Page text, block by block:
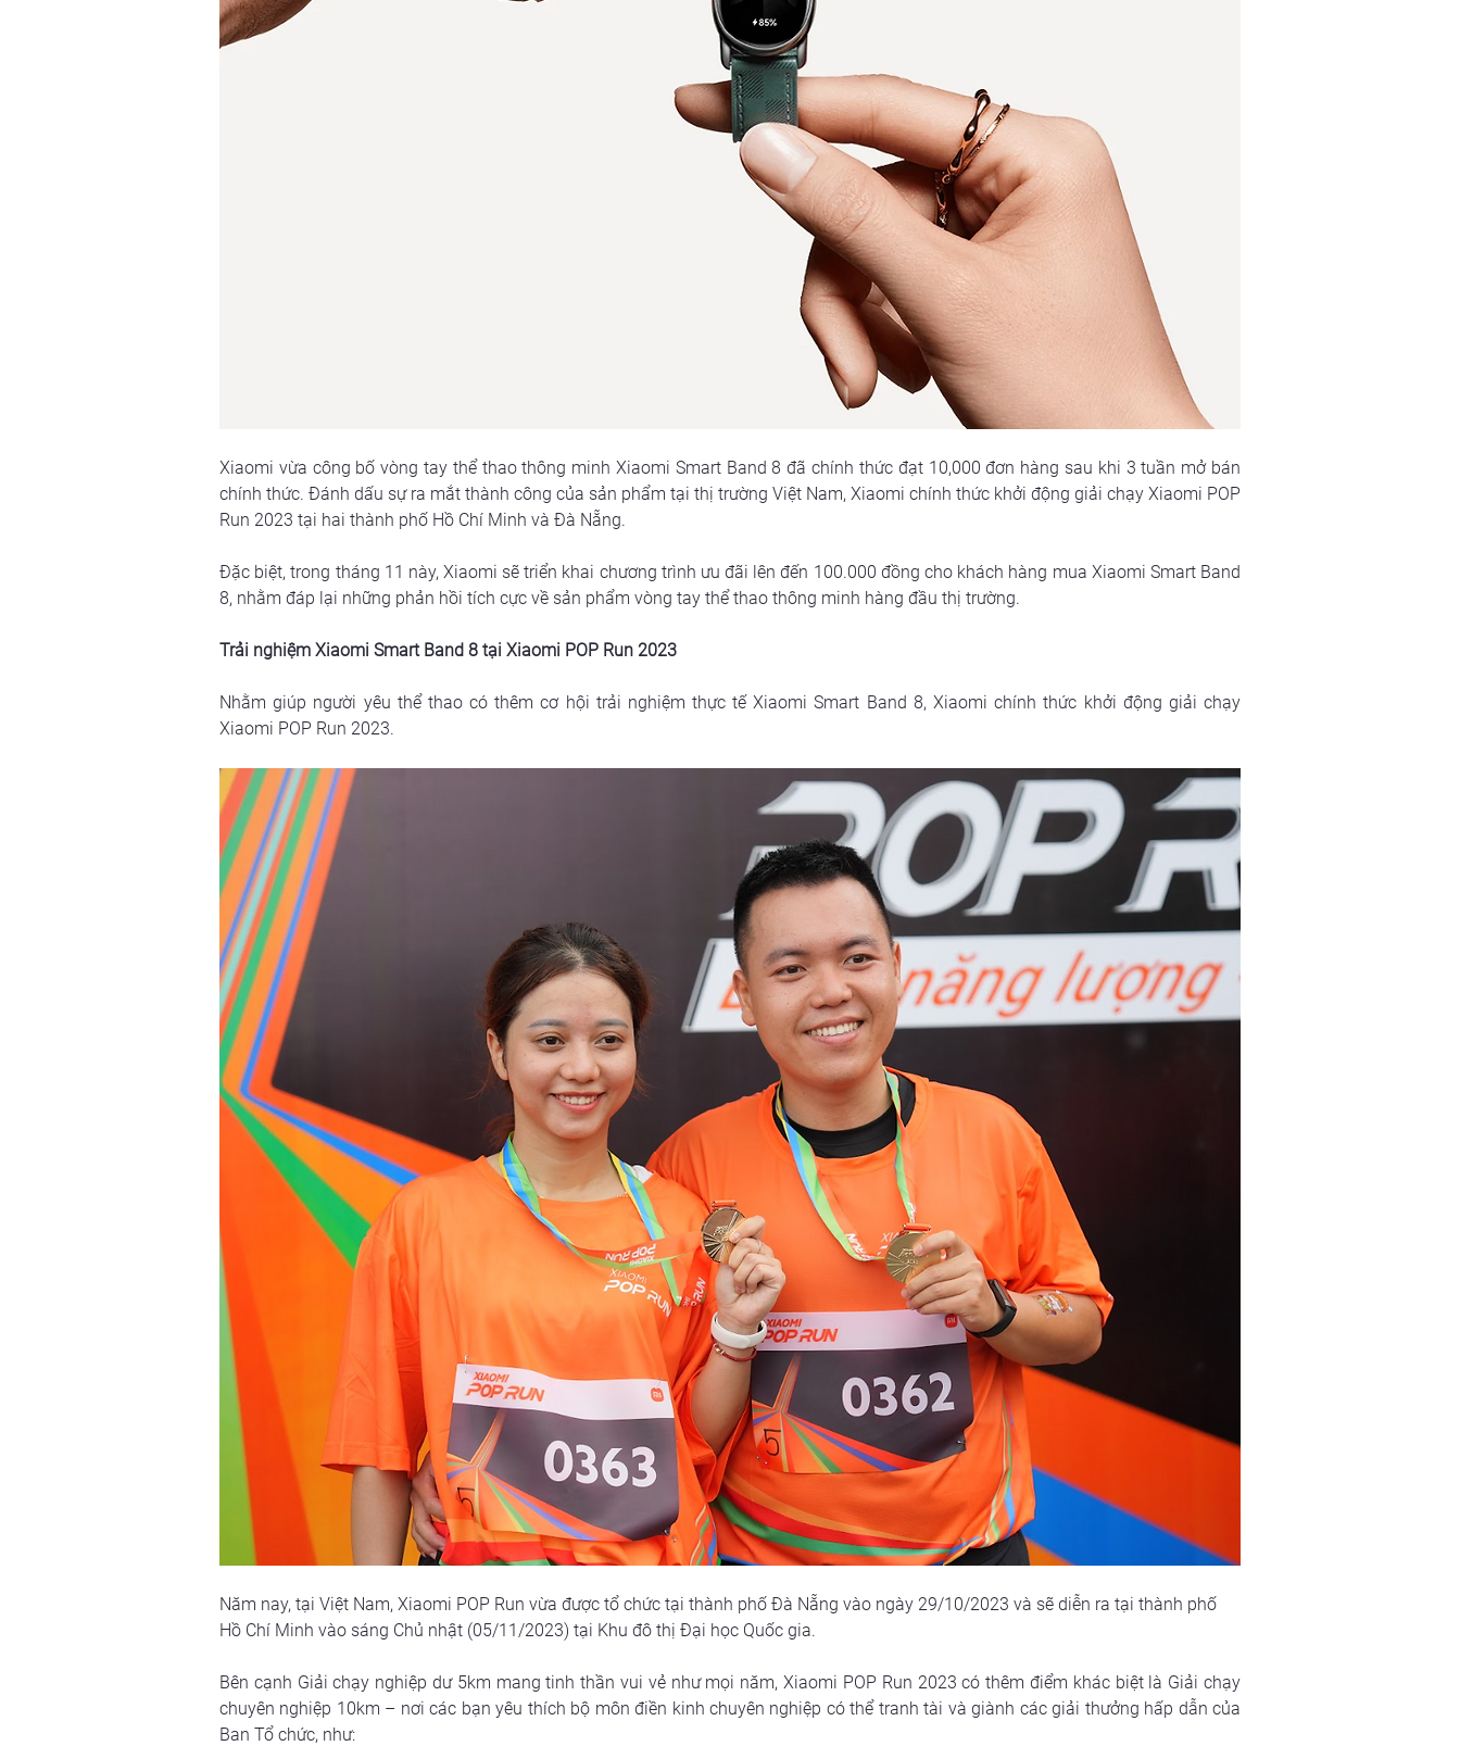
Xiaomi vừa công bố vòng tay thể thao thông minh Xiaomi Smart Band 8 đã chính thức đạt 10,000 đơn hàng sau khi 3 tuần mở bán
chính thức. Đánh dấu sự ra mắt thành công của sản phẩm tại thị trường Việt Nam, Xiaomi chính thức khởi động giải chạy Xiaomi POP
Run 2023 tại hai thành phố Hồ Chí Minh và Đà Nẵng.
Đặc biệt, trong tháng 11 này, Xiaomi sẽ triển khai chương trình ưu đãi lên đến 100.000 đồng cho khách hàng mua Xiaomi Smart Band
8, nhằm đáp lại những phản hồi tích cực về sản phẩm vòng tay thể thao thông minh hàng đầu thị trường.
Trải nghiệm Xiaomi Smart Band 8 tại Xiaomi POP Run 2023
Nhằm giúp người yêu thể thao có thêm cơ hội trải nghiệm thực tế Xiaomi Smart Band 8, Xiaomi chính thức khởi động giải chạy
Xiaomi POP Run 2023.
Năm nay, tại Việt Nam, Xiaomi POP Run vừa được tổ chức tại thành phố Đà Nẵng vào ngày 29/10/2023 và sẽ diễn ra tại thành phố
Hồ Chí Minh vào sáng Chủ nhật (05/11/2023) tại Khu đô thị Đại học Quốc gia.
Bên cạnh Giải chạy nghiệp dư 5km mang tinh thần vui vẻ như mọi năm, Xiaomi POP Run 2023 có thêm điểm khác biệt là Giải chạy
chuyên nghiệp 10km – nơi các bạn yêu thích bộ môn điền kinh chuyên nghiệp có thể tranh tài và giành các giải thưởng hấp dẫn của
Ban Tổ chức, như: